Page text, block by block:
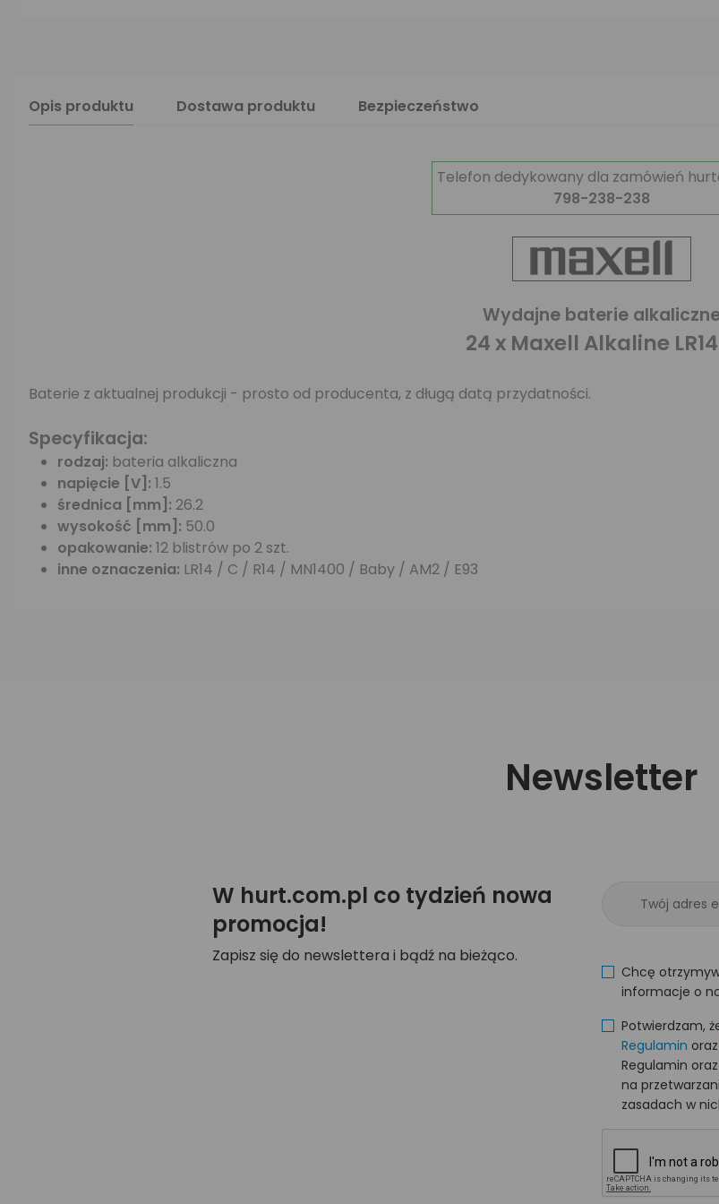
Opis produktu Dostawa produktu Bezpieczeństwo
Telefon dedykowany dla zamówień
798-238-238
Wydajne baterie
24 x Maxell Alkaline
Baterie z aktualnej produkcji - prosto od producenta, z długą datą przydatności.
Specyfikacja:
rodzaj: bateria alkaliczna
napięcie [V]: 1.5
średnica [mm]: 26.2
wysokość [mm]: 50.0
opakowanie: 12 blistrów po 2 szt.
inne oznaczenia: LR14 / C / R14 / MN1400 / Baby / AM2 / E93
Newsletter
W hurt.com.pl co tydzień nowa
promocja!
Zapisz się do newslettera i bądź na bieżąco.
Chcę
informacje o
Potwierdzam,
Regulamin oraz
Regulamin
na
zasadach w